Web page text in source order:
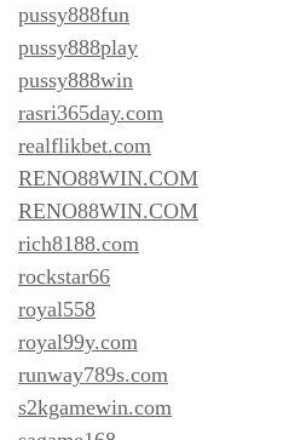
pussy888fun
pussy888play
pussy888win
rasri365day.com
realflikbet.com
RENO88WIN.COM
RENO88WIN.COM
rich8188.com
rockstar66
royal558
royal99y.com
runway789s.com
s2kgamewin.com